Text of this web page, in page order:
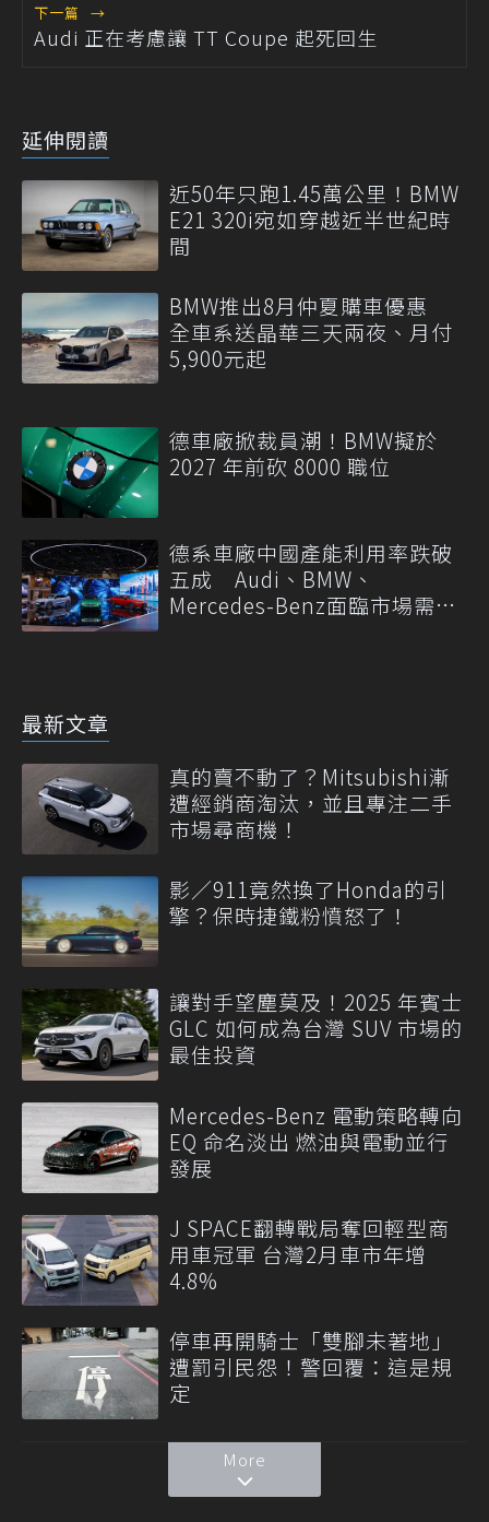
下一篇 →
Audi 正在考慮讓 TT Coupe 起死回生
延伸閱讀
近50年只跑1.45萬公里！BMW
E21 320i宛如穿越近半世紀時
間
BMW推出8月仲夏購車優惠
全車系送晶華三天兩夜、月付
5,900元起
德車廠掀裁員潮！BMW擬於
2027 年前砍 8000 職位
德系車廠中國產能利用率跌破
五成 Audi、BMW、
Mercedes-Benz面臨市場需求
最新文章
真的賣不動了？Mitsubishi漸
遭經銷商淘汰，並且專注二手
市場尋商機！
影／911竟然換了Honda的引
擎？保時捷鐵粉憤怒了！
讓對手望塵莫及！2025 年賓士
GLC 如何成為台灣 SUV 市場的
最佳投資
Mercedes-Benz 電動策略轉向
EQ 命名淡出 燃油與電動並行
發展
J SPACE翻轉戰局奪回輕型商
用車冠軍 台灣2月車市年增
4.8%
停車再開騎士「雙腳未著地」
遭罰引民怨！警回覆：這是規
定
More